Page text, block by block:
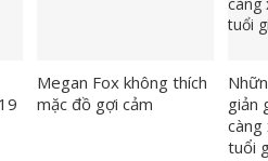
Megan Fox không thích
mặc đồ gợi cảm
giản
càng
tuổi